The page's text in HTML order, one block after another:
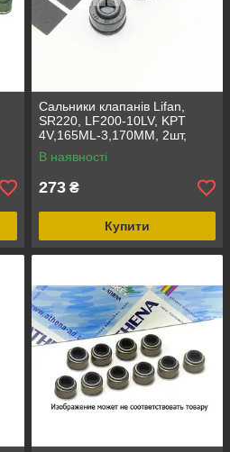
Сальники клапанів Lifan,
SR220, LF200-10LV, KPT
4V,165ML-3,170MM, 2шт,
Ø4,5мм
В наявності
273 ₴
Купити